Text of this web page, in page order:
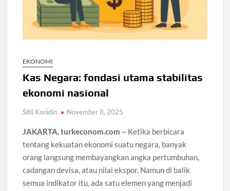
EKONOMI
Kas Negara: fondasi utama stabilitas
ekonomi nasional
Sitii Konidin November 8, 2025
JAKARTA, turkeconom.com – Ketika berbicara
tentang kekuatan ekonomi suatu negara, banyak
orang langsung membayangkan angka pertumbuhan,
cadangan devisa, atau nilai ekspor. Namun di balik
semua indikator itu, ada satu elemen yang menjadi